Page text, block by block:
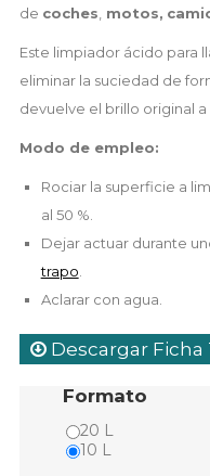
de coches motos,
Este limpiador ácido para
eliminar la suciedad de
devuelve el brillo original a
Modo de empleo:
Rociar la superficie a
al 50 %.
Dejar actuar durante
trapo
Aclarar con agua.
Descargar Ficha
Formato
20 L
10 L